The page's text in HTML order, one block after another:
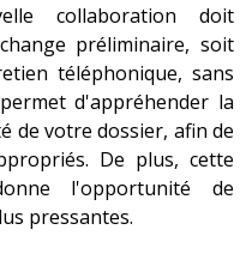
collaboration doit
préliminaire, soit
téléphonique, sans
d'appréhender la
de votre dossier, afin de
De plus, cette
l'opportunité de
pressantes.